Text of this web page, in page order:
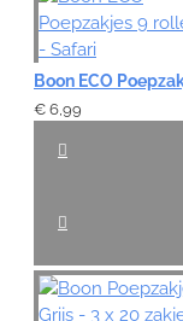
€ 6,99